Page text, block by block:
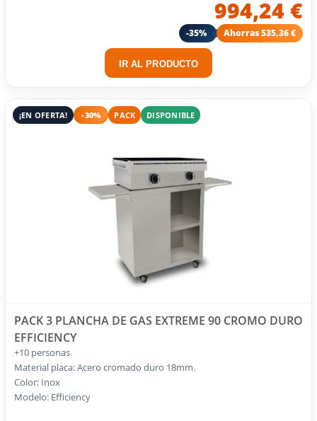
994,24 €
-35% Ahorras 535,36 €
IR AL PRODUCTO
¡EN OFERTA! -30% PACK DISPONIBLE
PACK 3 PLANCHA DE GAS EXTREME 90 CROMO DURO
EFFICIENCY
+10 personas
Material placa: Acero cromado duro 18mm.
Color: Inox
Modelo: Efficiency